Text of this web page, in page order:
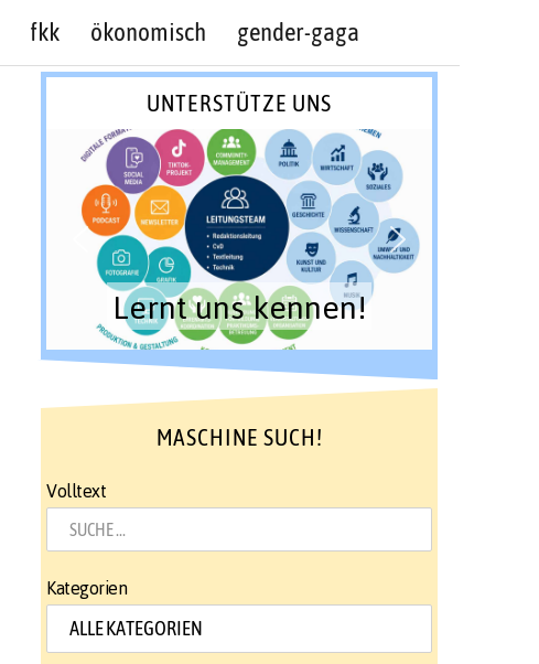
fkk ökonomisch gender-gaga
UNTERSTÜTZE UNS
Lernt uns kennen!
MASCHINE SUCH!
Volltext
Kategorien